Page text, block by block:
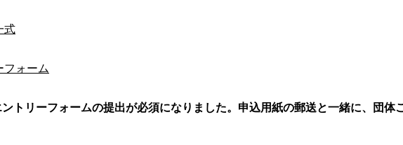
式
フォーム
トリーフォームの提出が必須になりました。申込用紙の郵送と一緒に、団体